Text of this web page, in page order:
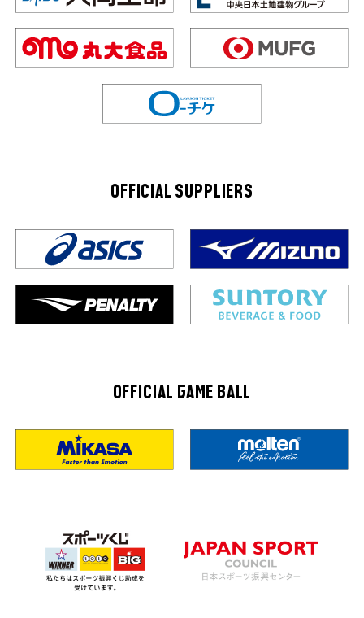
OFFICIAL SUPPLIERS
OFFICIAL GAME BALL